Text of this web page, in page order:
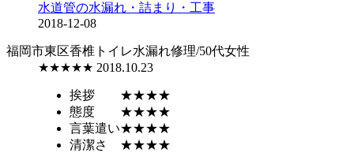
水道管の水漏れ・詰まり・工事
2018-12-08
福岡市東区香椎 トイレ水漏れ修理/50代女性
★★★★★ 2018.10.23
挨拶 ★★★★
態度 ★★★★
言葉遣い★★★★
清潔さ ★★★★